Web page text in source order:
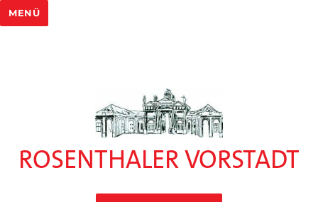
MENÜ
ROSENTHALER VORSTADT